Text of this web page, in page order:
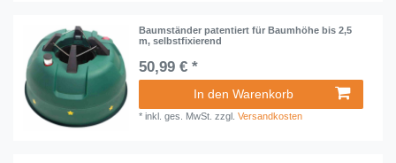
Baumständer patentiert für Baumhöhe bis 2,5
m, selbstfixierend
50,99 € *
In den Warenkorb
*inkl. ges. MwSt. zzgl.Versandkosten